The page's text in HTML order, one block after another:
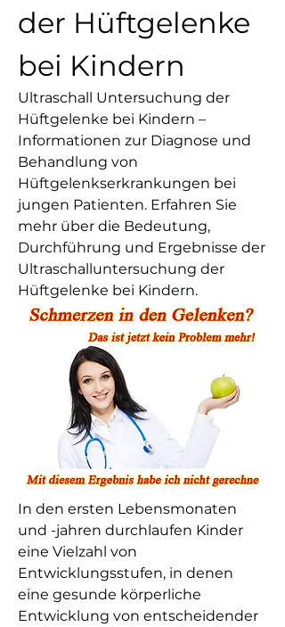
der Hüftgelenke
bei Kindern
Ultraschall Untersuchung der
Hüftgelenke bei Kindern –
Informationen zur Diagnose und
Behandlung von
Hüftgelenkserkrankungen bei
jungen Patienten. Erfahren Sie
mehr über die Bedeutung,
Durchführung und Ergebnisse der
Ultraschalluntersuchung der
Hüftgelenke bei Kindern.
In den ersten Lebensmonaten
und -jahren durchlaufen Kinder
eine Vielzahl von
Entwicklungsstufen, in denen
eine gesunde körperliche
Entwicklung von entscheidender